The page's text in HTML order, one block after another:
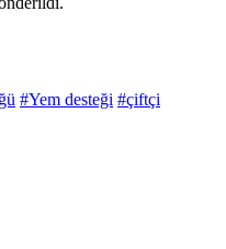
#Yem desteği #çiftçi